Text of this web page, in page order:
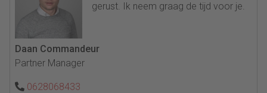
gerust. Ik neem graag de tijd voor je.
Daan Commandeur
Partner Manager
0628068433